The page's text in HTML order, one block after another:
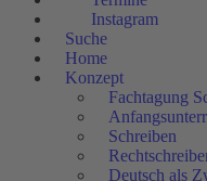
Instagram
Suche
Home
Konzept
Fachtagung
Schreiben
Deutsch als